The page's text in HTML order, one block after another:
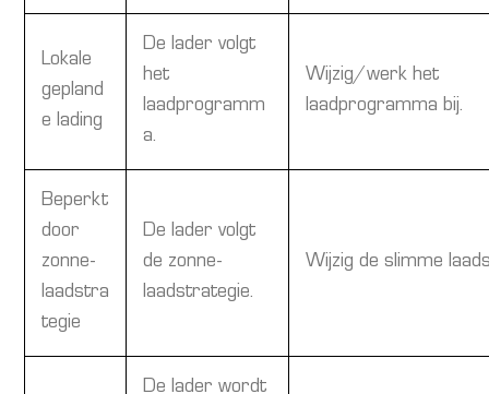
Lokale
gepland
e lading
De lader volgt
het
laadprogramm
a.
Wijzig/werk het
laadprogramma bij.
Beperkt
door
zonne-
laadstra
tegie
De lader volgt
de zonne-
laadstrategie.
Wijzig de slimme
De lader wordt